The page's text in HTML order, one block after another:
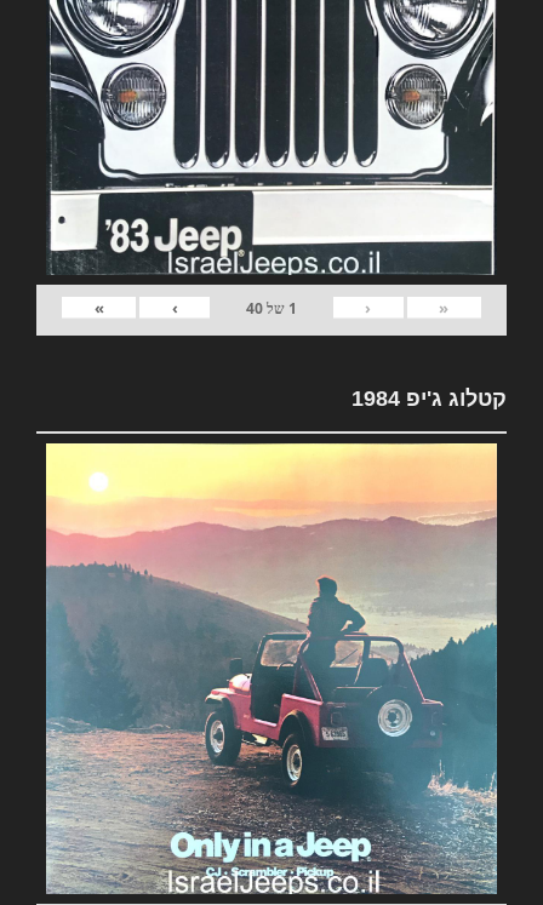
«
‹
1 של40
›
»
קטלוג ג'יפ 1984